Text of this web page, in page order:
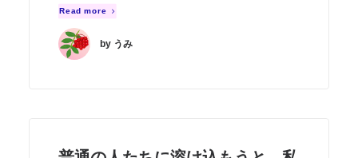
Read more
by うみ